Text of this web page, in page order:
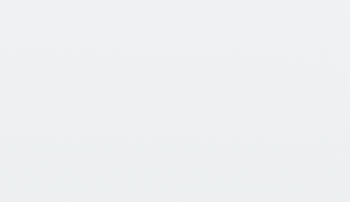
Of vraag
Heeft u interesse in dit